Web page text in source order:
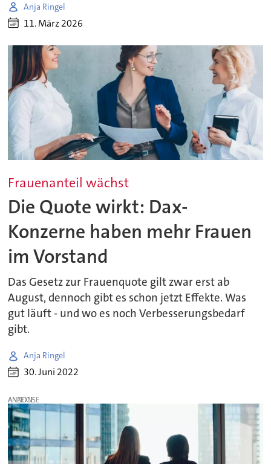
Anja Ringel
11. März 2026
Frauenanteil wächst
Die Quote wirkt: Dax-
Konzerne haben mehr Frauen
im Vorstand
Das Gesetz zur Frauenquote gilt zwar erst ab
August, dennoch gibt es schon jetzt Effekte. Was
gut läuft - und wo es noch Verbesserungsbedarf
gibt.
Anja Ringel
30. Juni 2022
ANZEIGE